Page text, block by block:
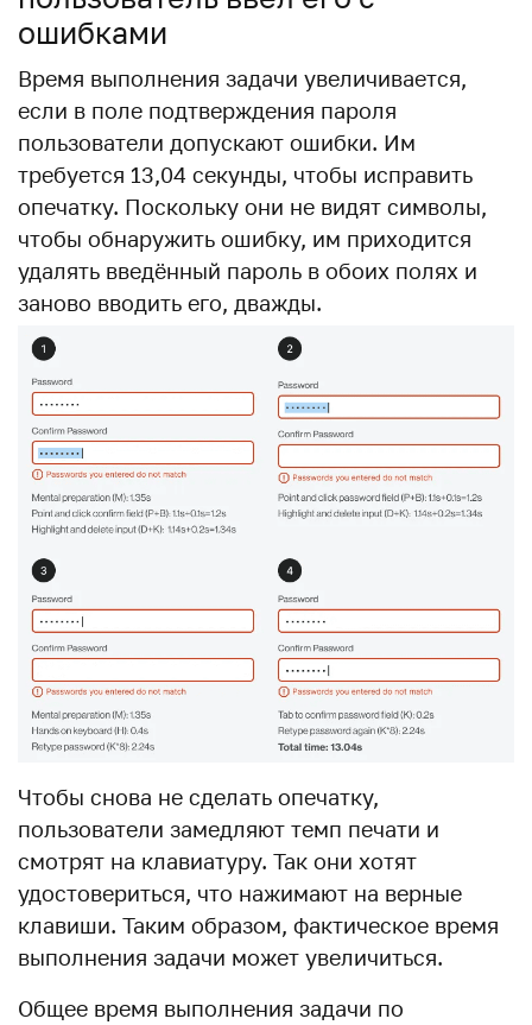
ошибками
Время выполнения задачи увеличивается,
если в поле подтверждения пароля
пользователи допускают ошибки. Им
требуется 13,04 секунды, чтобы исправить
опечатку. Поскольку они не видят символы,
чтобы обнаружить ошибку, им приходится
удалять введённый пароль в обоих полях и
заново вводить его, дважды.
Чтобы снова не сделать опечатку,
пользователи замедляют темп печати и
смотрят на клавиатуру. Так они хотят
удостовериться, что нажимают на верные
клавиши. Таким образом, фактическое время
выполнения задачи может увеличиться.
Общее время выполнения задачи по